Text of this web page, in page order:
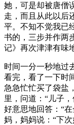
她，可是却被唐僧
走，而且从此以后
平。不知不觉我已
书的，三步并作两
记》再次津津有味
时间一分一秒地过
看完，看了一下时
急急忙忙买了袋盐
里，问道：“儿子
好意思地回答：“
妈，妈妈说：“下